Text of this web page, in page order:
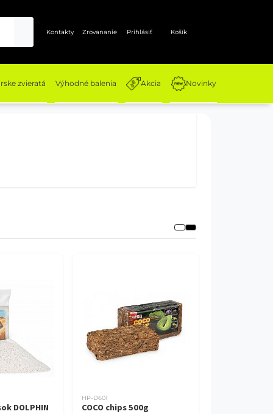
Kontakty Zrovananie Prihlásiť Košík
zvieratá Výhodné balenia Akcia Novinky
DOLPHIN
HP-D601
COCO chips 500g